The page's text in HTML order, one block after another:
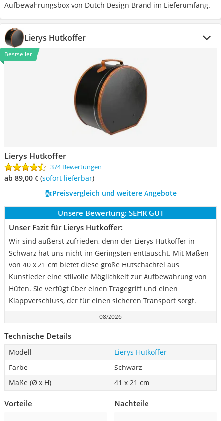
Aufbewahrungsbox von Dutch Design Brand im Lieferumfang.
Lierys Hutkoffer
Bestseller
Lierys Hutkoffer
374 Bewertungen
ab 89,00 € ( Sofort lieferbar)
Preisvergleich und weitere Angebote
Unsere Bewertung: SEHR GUT
Unser Fazit für Lierys Hutkoffer:
Wir sind äußerst zufrieden, denn der Lierys Hutkoffer in
Schwarz hat uns nicht im Geringsten enttäuscht. Mit Maßen
von 40 x 21 cm bietet diese große Hutschachtel aus
Kunstleder eine stilvolle Möglichkeit zur Aufbewahrung von
Hüten. Sie verfügt über einen Tragegriff und einen
Klappverschluss, der für einen sicheren Transport sorgt.
08/2026
Technische Details
Modell
Lierys Hutkoffer
Farbe
Schwarz
Maße (Ø x H)
41 x 21 cm
Vorteile Nachteile